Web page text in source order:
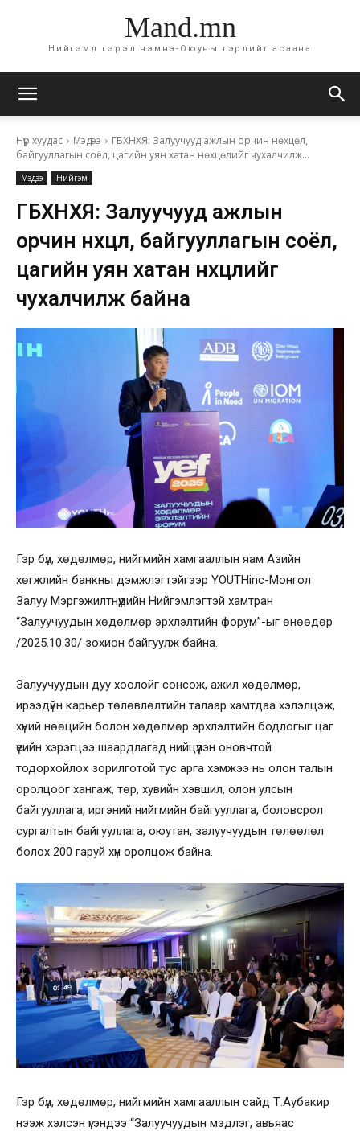
Mand.mn
Нийгэмд гэрэл нэмнэ-Оюуны гэрлийг асаана
Нүүр хуудас Мэдээ
ГБХНХЯ: Залуучууд ажлын орчин нөхцөл,
байгууллагын соёл, цагийн уян хатан нөхцөлийг чухалчилж...
Мэдээ Нийгэм
ГБХНХЯ: Залуучууд ажлын
орчин нөхцөл, байгууллагын соёл,
цагийн уян хатан нөхцөлийг
чухалчилж байна
Гэр бүл, хөдөлмөр, нийгмийн хамгааллын яам Азийн
хөгжлийн банкны дэмжлэгтэйгээр YOUTHinc-Монгол
Залуу Мэргэжилтнүүдийн Нийгэмлэгтэй хамтран
“Залуучуудын хөдөлмөр эрхлэлтийн форум”-ыг өнөөдөр
/2025.10.30/ зохион байгуулж байна.
Залуучуудын дуу хоолойг сонсож, ажил хөдөлмөр,
ирээдүйн карьер төлөвлөлтийн талаар хамтдаа хэлэлцэж,
хүний нөөцийн болон хөдөлмөр эрхлэлтийн бодлогыг цаг
үеийн хэрэгцээ шаардлагад нийцүүлэн оновчтой
тодорхойлох зорилготой тус арга хэмжээ нь олон талын
оролцоог хангаж, төр, хувийн хэвшил, олон улсын
байгууллага, иргэний нийгмийн байгууллага, боловсрол
сургалтын байгууллага, оюутан, залуучуудын төлөөлөл
болох 200 гаруй хүн оролцож байна.
Гэр бүл, хөдөлмөр, нийгмийн хамгааллын сайд Т.Аубакир
нээж хэлсэн үгэндээ “Залуучуудын мэдлэг, авьяас